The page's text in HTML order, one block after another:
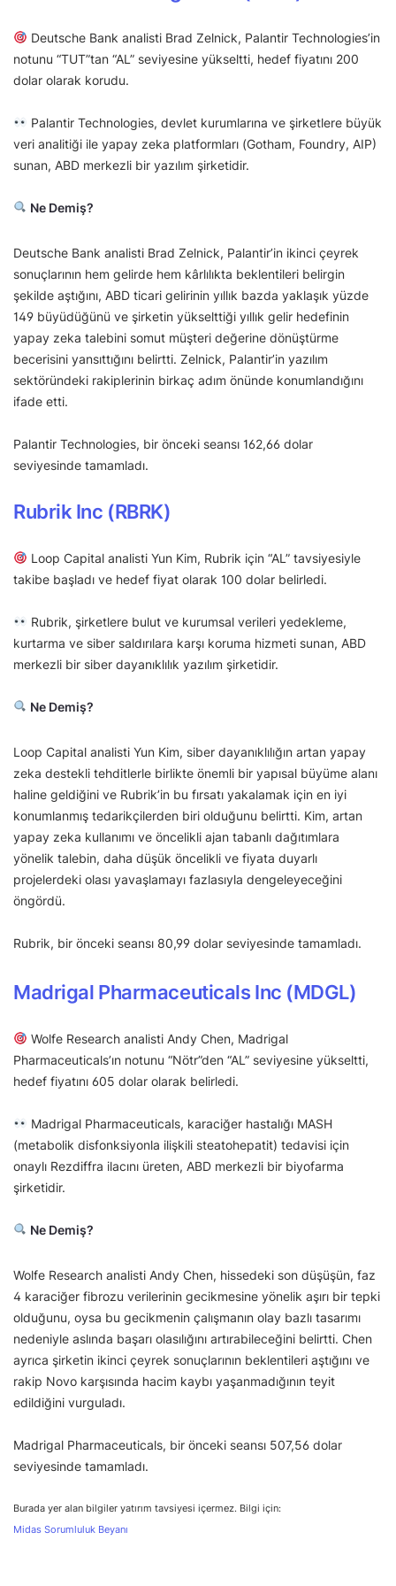
Deutsche Bank analisti Brad Zelnick, Palantir Technologies’in
notunu “TUT”tan “AL” seviyesine yükseltti, hedef fiyatını 200
dolar olarak korudu.
Palantir Technologies, devlet kurumlarına ve şirketlere büyük
veri analitiği ile yapay zeka platformları (Gotham, Foundry, AIP)
sunan, ABD merkezli bir yazılım şirketidir.
Ne Demiş?
Deutsche Bank analisti Brad Zelnick, Palantir’in ikinci çeyrek
sonuçlarının hem gelirde hem kârlılıkta beklentileri belirgin
şekilde aştığını, ABD ticari gelirinin yıllık bazda yaklaşık yüzde
149 büyüdüğünü ve şirketin yükselttiği yıllık gelir hedefinin
yapay zeka talebini somut müşteri değerine dönüştürme
becerisini yansıttığını belirtti. Zelnick, Palantir’in yazılım
sektöründeki rakiplerinin birkaç adım önünde konumlandığını
ifade etti.
Palantir Technologies, bir önceki seansı 162,66 dolar
seviyesinde tamamladı.
Rubrik Inc (RBRK)
Loop Capital analisti Yun Kim, Rubrik için “AL” tavsiyesiyle
takibe başladı ve hedef fiyat olarak 100 dolar belirledi.
Rubrik, şirketlere bulut ve kurumsal verileri yedekleme,
kurtarma ve siber saldırılara karşı koruma hizmeti sunan, ABD
merkezli bir siber dayanıklılık yazılım şirketidir.
Ne Demiş?
Loop Capital analisti Yun Kim, siber dayanıklılığın artan yapay
zeka destekli tehditlerle birlikte önemli bir yapısal büyüme alanı
haline geldiğini ve Rubrik’in bu fırsatı yakalamak için en iyi
konumlanmış tedarikçilerden biri olduğunu belirtti. Kim, artan
yapay zeka kullanımı ve öncelikli ajan tabanlı dağıtımlara
yönelik talebin, daha düşük öncelikli ve fiyata duyarlı
projelerdeki olası yavaşlamayı fazlasıyla dengeleyeceğini
öngördü.
Rubrik, bir önceki seansı 80,99 dolar seviyesinde tamamladı.
Madrigal Pharmaceuticals Inc (MDGL)
Wolfe Research analisti Andy Chen, Madrigal
Pharmaceuticals’ın notunu “Nötr”den “AL” seviyesine yükseltti,
hedef fiyatını 605 dolar olarak belirledi.
Madrigal Pharmaceuticals, karaciğer hastalığı MASH
(metabolik disfonksiyonla ilişkili steatohepatit) tedavisi için
onaylı Rezdiffra ilacını üreten, ABD merkezli bir biyofarma
şirketidir.
Ne Demiş?
Wolfe Research analisti Andy Chen, hissedeki son düşüşün, faz
4 karaciğer fibrozu verilerinin gecikmesine yönelik aşırı bir tepki
olduğunu, oysa bu gecikmenin çalışmanın olay bazlı tasarımı
nedeniyle aslında başarı olasılığını artırabileceğini belirtti. Chen
ayrıca şirketin ikinci çeyrek sonuçlarının beklentileri aştığını ve
rakip Novo karşısında hacim kaybı yaşanmadığının teyit
edildiğini vurguladı.
Madrigal Pharmaceuticals, bir önceki seansı 507,56 dolar
seviyesinde tamamladı.
Burada yer alan bilgiler yatırım tavsiyesi içermez. Bilgi için:
Midas Sorumluluk Beyanı